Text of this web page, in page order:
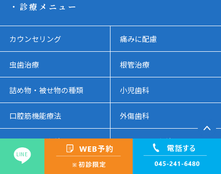
・診療メニュー
カウンセリング 痛みに配慮
虫歯治療 根管治療
詰め物・被せ物の種類 小児歯科
口腔筋機能療法 外傷歯科
マタニティ歯科 アスリート歯科
歯周病 歯科ドック
LINE